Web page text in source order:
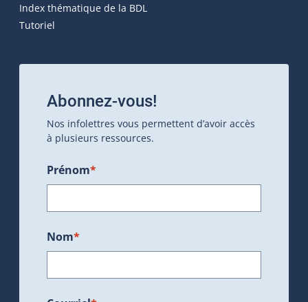
Index thématique de la BDL
Tutoriel
Abonnez-vous!
Nos infolettres vous permettent d’avoir accès
à plusieurs ressources.
Prénom*
Nom*